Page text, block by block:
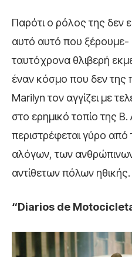
Παρότι ο ρόλος της δεν
αυτό αυτό που ξέρουμε-
ταυτόχρονα θλιβερή
έναν κόσμο που δεν της
Marilyn τον αγγίζει με
στο ερημικό τοπίο της Β.
περιστρέφεται γύρο
αλόγων, των
αντίθετων πόλων ηθικής.
“Diarios de